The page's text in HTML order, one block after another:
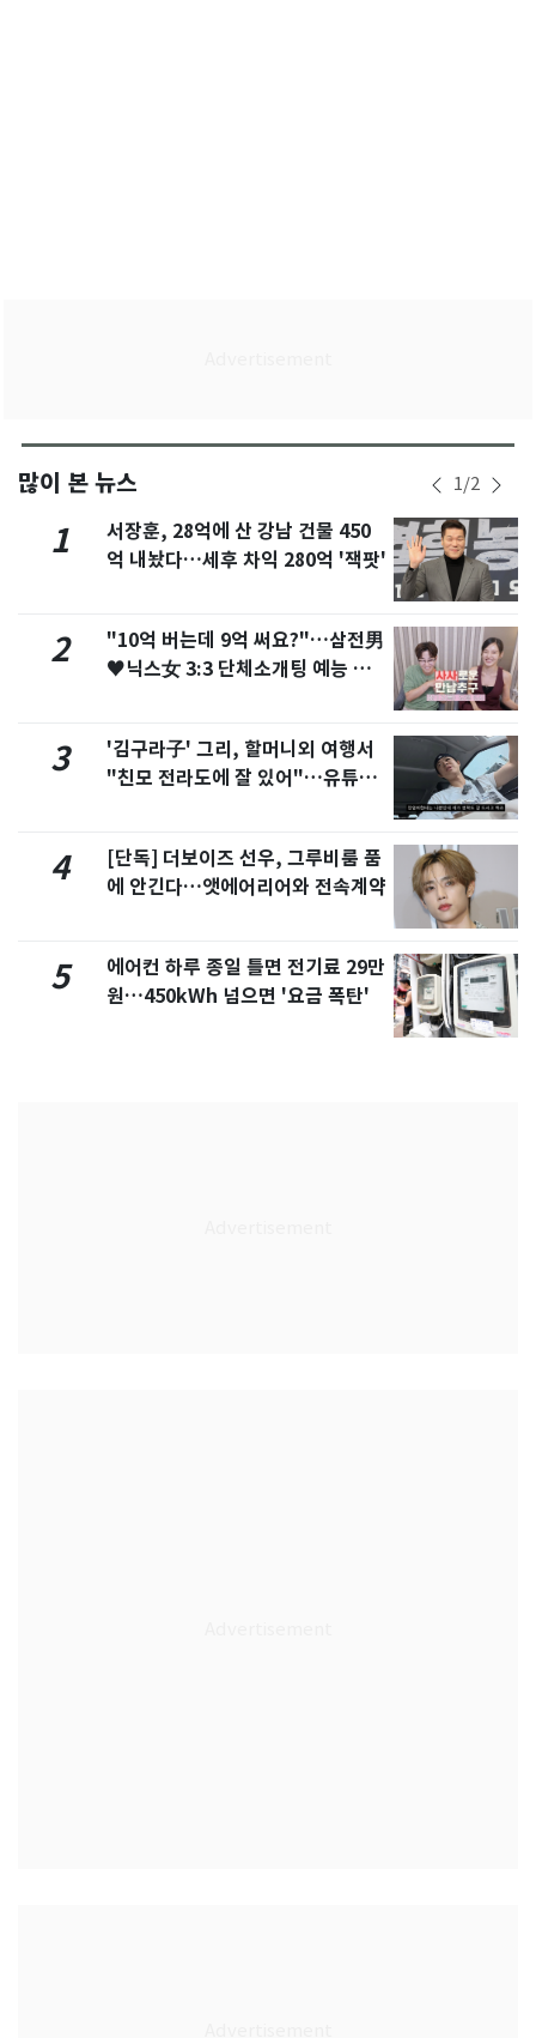
많이 본 뉴스 1/2
1
서장훈, 28억에 산 강남 건물 450
억 내놨다…세후 차익 280억 '잭팟'
2
"10억 버는데 9억 써요?"…삼전男
♥닉스女 3:3 단체소개팅 예능 화
3
'김구라子' 그리, 할머니외 여행서
"친모 전라도에 잘 있어"…유튜브
4
[단독] 더보이즈 선우, 그루비룸 품
에 안긴다…앳에어리어와 전속계약
5
에어컨 하루 종일 틀면 전기료 29만
원…450kWh 넘으면 '요금 폭탄'